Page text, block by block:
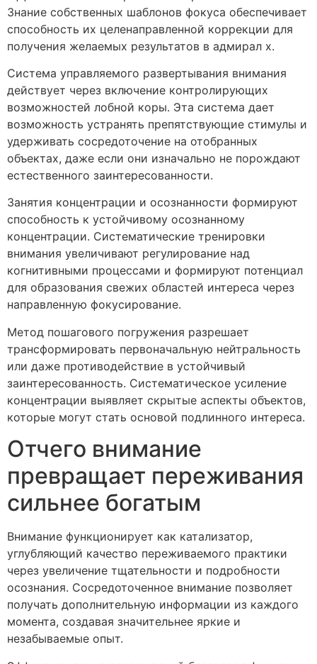
Знание собственных шаблонов фокуса обеспечивает
способность их целенаправленной коррекции для
получения желаемых результатов в адмирал х.
Система управляемого развертывания внимания
действует через включение контролирующих
возможностей лобной коры. Эта система дает
возможность устранять препятствующие стимулы и
удерживать сосредоточение на отобранных
объектах, даже если они изначально не порождают
естественного заинтересованности.
Занятия концентрации и осознанности формируют
способность к устойчивому осознанному
концентрации. Систематические тренировки
внимания увеличивают регулирование над
когнитивными процессами и формируют потенциал
для образования свежих областей интереса через
направленную фокусирование.
Метод пошагового погружения разрешает
трансформировать первоначальную нейтральность
или даже противодействие в устойчивый
заинтересованность. Систематическое усиление
концентрации выявляет скрытые аспекты объектов,
которые могут стать основой подлинного интереса.
Отчего внимание
превращает переживания
сильнее богатым
Внимание функционирует как катализатор,
углубляющий качество переживаемого практики
через увеличение тщательности и подробности
осознания. Сосредоточенное внимание позволяет
получать дополнительную информации из каждого
момента, создавая значительнее яркие и
незабываемые опыт.